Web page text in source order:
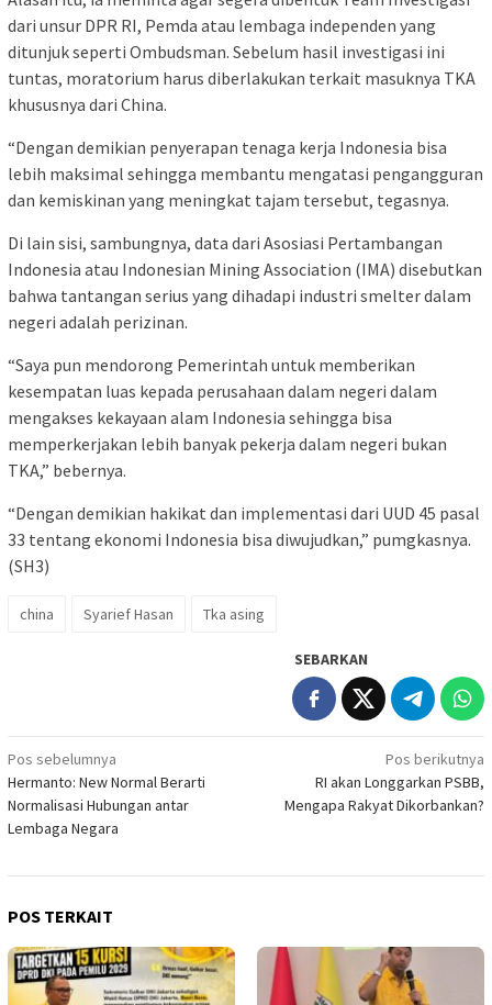
dari unsur DPR RI, Pemda atau lembaga independen yang
ditunjuk seperti Ombudsman. Sebelum hasil investigasi ini
tuntas, moratorium harus diberlakukan terkait masuknya TKA
khususnya dari China.
“Dengan demikian penyerapan tenaga kerja Indonesia bisa
lebih maksimal sehingga membantu mengatasi pengangguran
dan kemiskinan yang meningkat tajam tersebut, tegasnya.
Di lain sisi, sambungnya, data dari Asosiasi Pertambangan
Indonesia atau Indonesian Mining Association (IMA) disebutkan
bahwa tantangan serius yang dihadapi industri smelter dalam
negeri adalah perizinan.
“Saya pun mendorong Pemerintah untuk memberikan
kesempatan luas kepada perusahaan dalam negeri dalam
mengakses kekayaan alam Indonesia sehingga bisa
memperkerjakan lebih banyak pekerja dalam negeri bukan
TKA,” bebernya.
“Dengan demikian hakikat dan implementasi dari UUD 45 pasal
33 tentang ekonomi Indonesia bisa diwujudkan,” pumgkasnya.
(SH3)
china Syarief Hasan Tka asing
SEBARKAN
Navigasi
pos
Pos sebelumnya
Hermanto: New Normal Berarti
Normalisasi Hubungan antar
Lembaga Negara
Pos berikutnya
RI akan Longgarkan PSBB,
Mengapa Rakyat Dikorbankan?
POS TERKAIT